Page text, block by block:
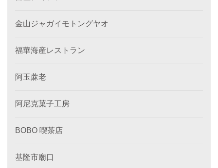
金山ジャガイモトングヤオ
福華海産レストラン
阿玉蔴老
阿尼克菓子工房
BOBO 喫茶店
基隆市廟口